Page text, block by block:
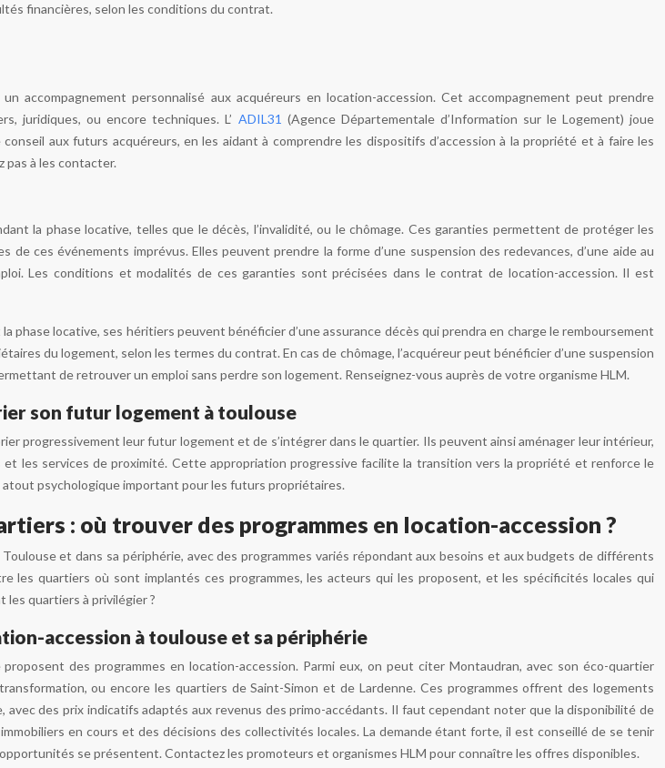
financières, selon les conditions du contrat.
accompagnement personnalisé aux acquéreurs en location-accession. Cet accompagnement peut prendre
juridiques, ou encore techniques. L’ ADIL31 (Agence Départementale d’Information sur le Logement) joue
aux futurs acquéreurs, en les aidant à comprendre les dispositifs d’accession à la propriété et à faire les
pas à les contacter.
la phase locative, telles que le décès, l’invalidité, ou le chômage. Ces garanties permettent de protéger les
ces événements imprévus. Elles peuvent prendre la forme d’une suspension des redevances, d’une aide au
Les conditions et modalités de ces garanties sont précisées dans le contrat de location-accession. Il est
phase locative, ses héritiers peuvent bénéficier d’une assurance décès qui prendra en charge le remboursement
du logement, selon les termes du contrat. En cas de chômage, l’acquéreur peut bénéficier d’une suspension
de retrouver un emploi sans perdre son logement. Renseignez-vous auprès de votre organisme HLM.
son futur logement à toulouse
progressivement leur futur logement et de s’intégrer dans le quartier. Ils peuvent ainsi aménager leur intérieur,
les services de proximité. Cette appropriation progressive facilite la transition vers la propriété et renforce le
atout psychologique important pour les futurs propriétaires.
: où trouver des programmes en location-accession ?
et dans sa périphérie, avec des programmes variés répondant aux besoins et aux budgets de différents
les quartiers où sont implantés ces programmes, les acteurs qui les proposent, et les spécificités locales qui
les quartiers à privilégier ?
accession à toulouse et sa périphérie
des programmes en location-accession. Parmi eux, on peut citer Montaudran, avec son éco-quartier
ou encore les quartiers de Saint-Simon et de Lardenne. Ces programmes offrent des logements
avec des prix indicatifs adaptés aux revenus des primo-accédants. Il faut cependant noter que la disponibilité de
en cours et des décisions des collectivités locales. La demande étant forte, il est conseillé de se tenir
se présentent. Contactez les promoteurs et organismes HLM pour connaître les offres disponibles.